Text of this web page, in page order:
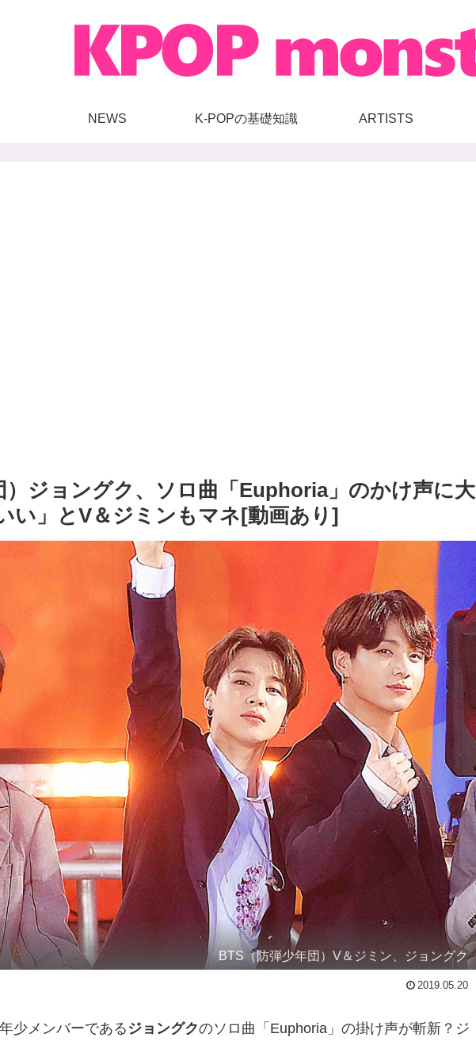
NEWS K-POPの基礎知識 ARTISTS
）ジョングク、ソロ曲「Euphoria」のかけ声に大
い」とV＆ジミンもマネ[動画あり]
BTS（防弾少年団）V＆ジミン、ジョングク
2019.05.20
少メンバーである ジョングクのソロ曲「Euphoria」の掛け声が斬新？ジ